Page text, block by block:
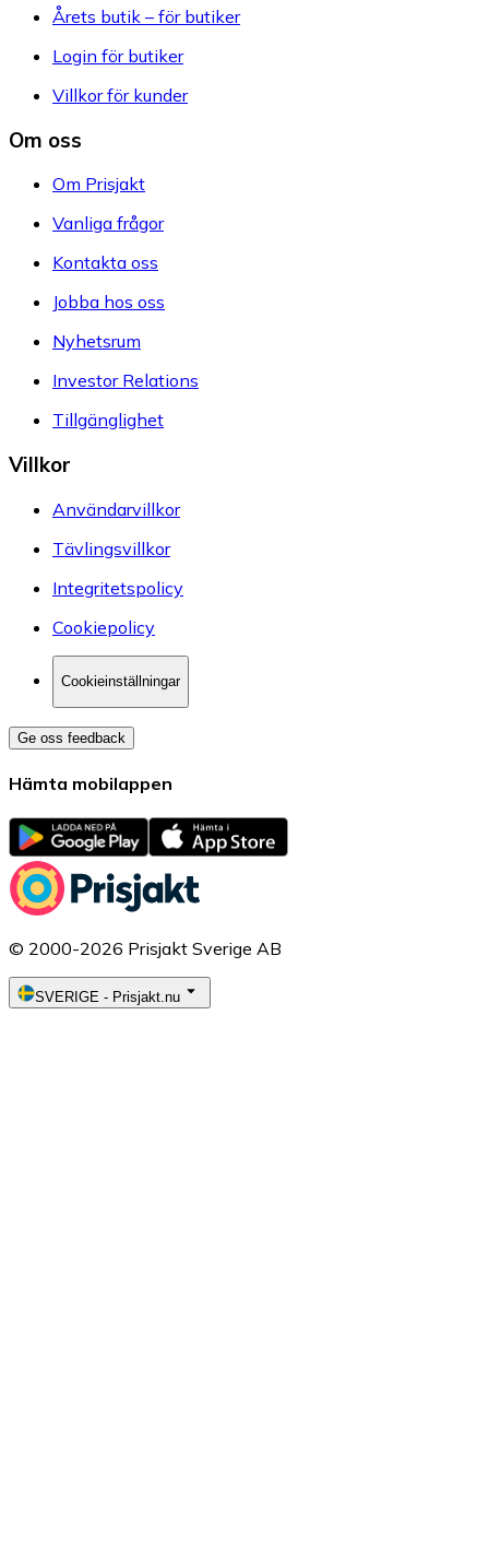
Årets butik – för butiker
Login för butiker
Villkor för kunder
Om oss
Om Prisjakt
Vanliga frågor
Kontakta oss
Jobba hos oss
Nyhetsrum
Investor Relations
Tillgänglighet
Villkor
Användarvillkor
Tävlingsvillkor
Integritetspolicy
Cookiepolicy
Cookieinställningar
Ge oss feedback
Hämta mobilappen
© 2000-2026 Prisjakt Sverige AB
SVERIGE - Prisjakt.nu